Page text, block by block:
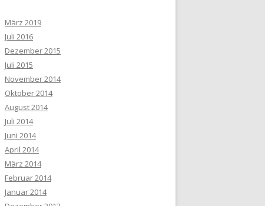
März 2019
Juli 2016
Dezember 2015
Juli 2015
November 2014
Oktober 2014
August 2014
Juli 2014
Juni 2014
April 2014
März 2014
Februar 2014
Januar 2014